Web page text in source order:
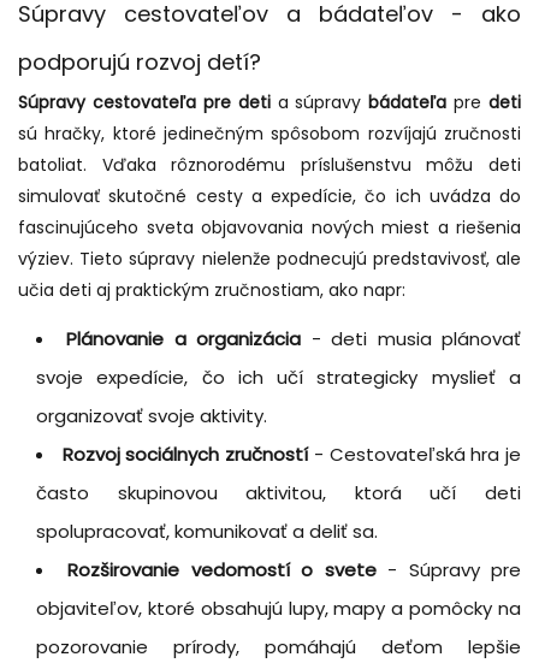
Súpravy cestovateľov a bádateľov - ako
podporujú rozvoj detí?
Súpravy cestovateľa pre detia súpravybádateľa pre deti
sú hračky, ktoré jedinečným spôsobom rozvíjajú zručnosti
batoliat. Vďaka rôznorodému príslušenstvu môžu deti
simulovať skutočné cesty a expedície, čo ich uvádza do
fascinujúceho sveta objavovania nových miest a riešenia
výziev. Tieto súpravy nielenže podnecujú predstavivosť, ale
učia deti aj praktickým zručnostiam, ako napr:
Plánovanie a organizácia - deti musia plánovať
svoje expedície, čo ich učí strategicky myslieť a
organizovať svoje aktivity.
Rozvoj sociálnych zručností- Cestovateľská hra je
často skupinovou aktivitou, ktorá učí deti
spolupracovať, komunikovať a deliť sa.
Rozširovanie vedomostí o svete- Súpravy pre
objaviteľov, ktoré obsahujú lupy, mapy a pomôcky na
pozorovanie prírody, pomáhajú deťom lepšie